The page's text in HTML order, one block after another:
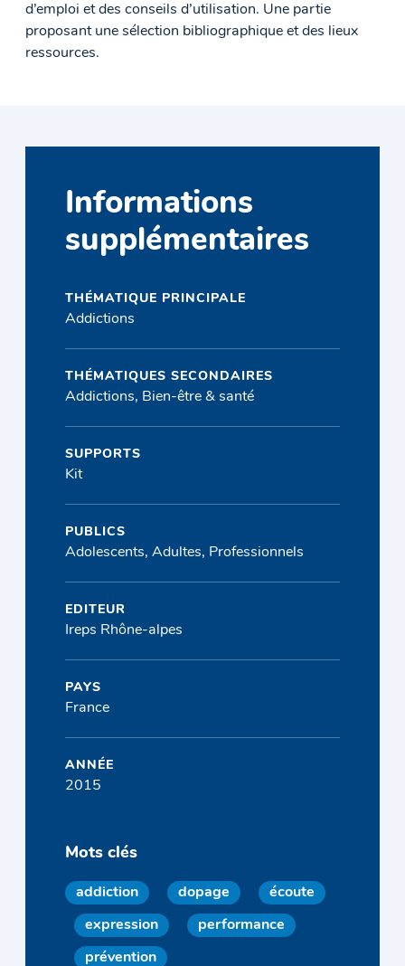
d’emploi et des conseils d’utilisation. Une partie
proposant une sélection bibliographique et des lieux
ressources.
Informations
supplémentaires
THÉMATIQUE PRINCIPALE
Addictions
THÉMATIQUES SECONDAIRES
Addictions, Bien-être & santé
SUPPORTS
Kit
PUBLICS
Adolescents, Adultes, Professionnels
EDITEUR
Ireps Rhône-alpes
PAYS
France
ANNÉE
2015
Mots clés
addiction dopage écoute
expression performance
prévention